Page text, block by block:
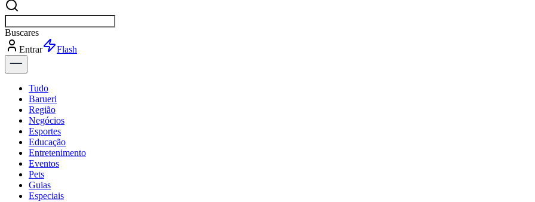
Buscaresportes
Entrar
Flash
Tudo
Barueri
Região
Negócios
Esportes
Educação
Entretenimento
Eventos
Pets
Guias
Especiais